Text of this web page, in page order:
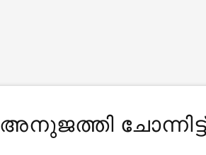
അനുജത്തി ചോന്നിട്ട്,